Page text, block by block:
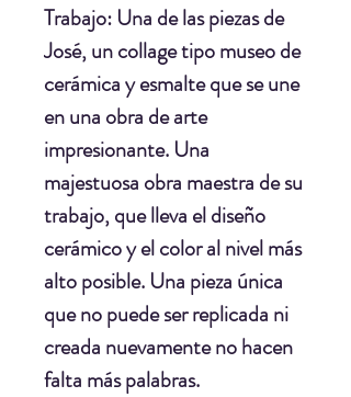
Trabajo: Una de las piezas de
José, un collage tipo museo de
cerámica y esmalte que se une
en una obra de arte
impresionante. Una
majestuosa obra maestra de su
trabajo, que lleva el diseño
cerámico y el color al nivel más
alto posible. Una pieza única
que no puede ser replicada ni
creada nuevamente no hacen
falta más palabras.